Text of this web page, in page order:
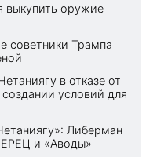
выкупить оружие
советники Трампа
в отказе от
условий для
Либерман
и «Аводы»